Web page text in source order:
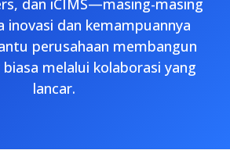
dan iCIMS—masing-masing
inovasi dan kemampuannya
perusahaan membangun
melalui kolaborasi yang
lancar.